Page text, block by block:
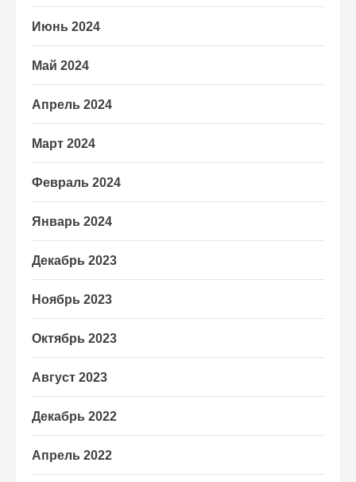
Июнь 2024
Май 2024
Апрель 2024
Март 2024
Февраль 2024
Январь 2024
Декабрь 2023
Ноябрь 2023
Октябрь 2023
Август 2023
Декабрь 2022
Апрель 2022